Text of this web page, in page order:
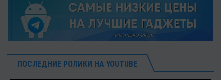
ПОСЛЕДНИЕ РОЛИКИ НА YOUTUBE